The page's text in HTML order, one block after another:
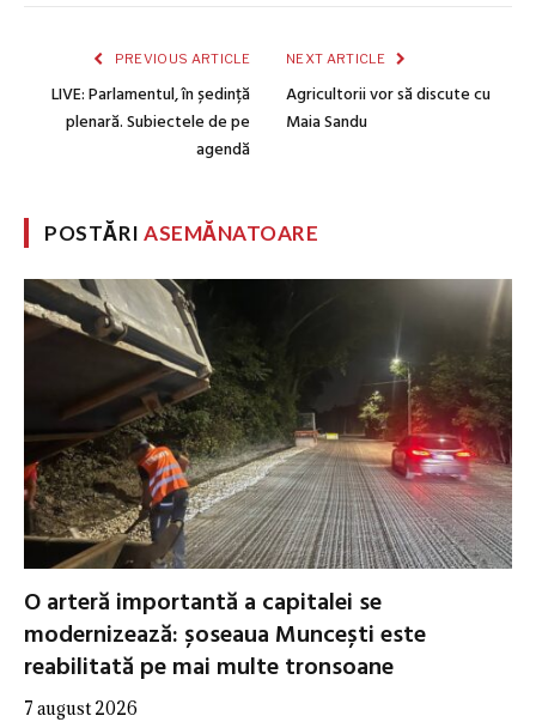
PREVIOUS ARTICLE
LIVE: Parlamentul, în ședință
plenară. Subiectele de pe
agendă
NEXT ARTICLE
Agricultorii vor să discute cu
Maia Sandu
POSTĂRIASEMĂNATOARE
O arteră importantă a capitalei se
modernizează: șoseaua Muncești este
reabilitată pe mai multe tronsoane
7 august 2026